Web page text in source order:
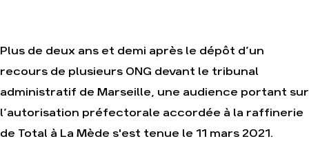
Agir
S'engager sur le
terrain
Nos
thématiques
Climat – Énergie
Surproduction
Plus de deux ans et demi après le dépôt d’un
recours de plusieurs ONG devant le tribunal
administratif de Marseille, une audience portant sur
l’autorisation préfectorale accordée à la raffinerie
de Total à La Mède s'est tenue le 11 mars 2021.